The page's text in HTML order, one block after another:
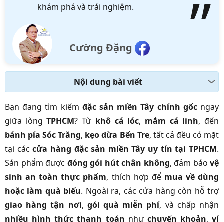
khám phá và trải nghiệm.
Cường Đặng
Nội dung bài viết
Bạn đang tìm kiếm đặc sản miền Tây chính gốcngay
giữa lòngTPHCM? Từ khô cá lóc, mắm cá linh, đến
bánh pía Sóc Trăng, kẹo dừa Bến Tre, tất cả đều có mặt
tại cáccửa hàng đặc sản miền Tây uy tín tại TPHCM.
Sản phẩm được đóng gói hút chân không, đảm bảo vệ
sinh an toàn thực phẩm, thích hợp để mua về dùng
hoặc làm quà biếu. Ngoài ra, các cửa hàng còn hỗ trợ
giao hàng tận nơi, gói quà miễn phí, và chấp nhận
nhiều hình thức thanh toán như chuyển khoản, ví